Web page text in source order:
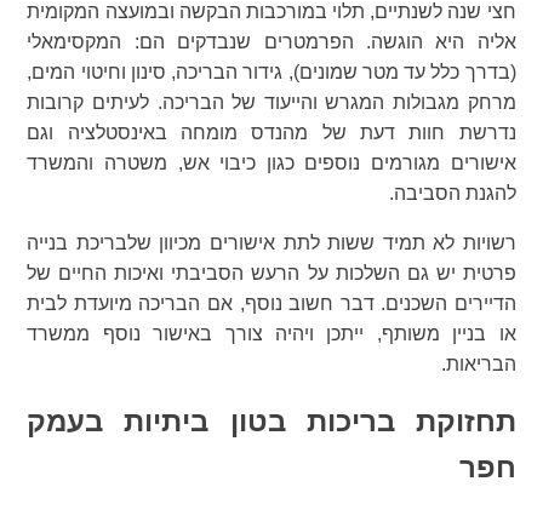
חצי שנה לשנתיים, תלוי במורכבות הבקשה ובמועצה המקומית
אליה היא הוגשה. הפרמטרים שנבדקים הם: המקסימאלי
(בדרך כלל עד מטר שמונים), גידור הבריכה, סינון וחיטוי המים,
מרחק מגבולות המגרש והייעוד של הבריכה. לעיתים קרובות
נדרשת חוות דעת של מהנדס מומחה באינסטלציה וגם
אישורים מגורמים נוספים כגון כיבוי אש, משטרה והמשרד
להגנת הסביבה.
רשויות לא תמיד ששות לתת אישורים מכיוון שלבריכת בנייה
פרטית יש גם השלכות על הרעש הסביבתי ואיכות החיים של
הדיירים השכנים. דבר חשוב נוסף, אם הבריכה מיועדת לבית
או בניין משותף, ייתכן ויהיה צורך באישור נוסף ממשרד
הבריאות.
תחזוקת בריכות בטון ביתיות בעמק
חפר